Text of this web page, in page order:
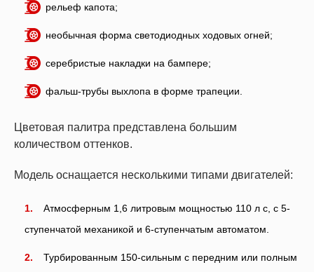
рельеф капота;
необычная форма светодиодных ходовых огней;
серебристые накладки на бампере;
фальш-трубы выхлопа в форме трапеции.
Цветовая палитра представлена большим
количеством оттенков.
Модель оснащается несколькими типами двигателей:
Атмосферным 1,6 литровым мощностью 110 л с, с 5-
ступенчатой механикой и 6-ступенчатым автоматом.
Турбированным 150-сильным с передним или полным